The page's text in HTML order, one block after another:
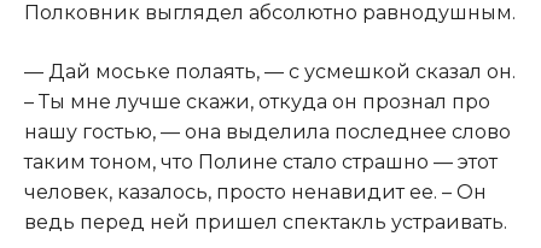
​Полковник выглядел абсолютно равнодушным.​
​— Дай моське полаять, — с усмешкой сказал он.
– Ты мне лучше скажи, откуда он прознал про
нашу гостью, — она выделила последнее слово
таким тоном, что Полине стало страшно — этот
человек, казалось, просто ненавидит ее. – Он
ведь перед ней пришел спектакль устраивать.​